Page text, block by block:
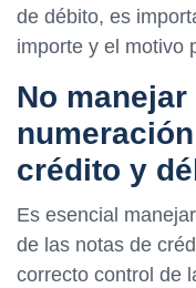
de débito, es
importe y el motivo
No
crédito y
Es esencial
de las notas de
correcto control de